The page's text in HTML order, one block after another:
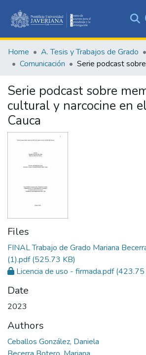
&
Collections
Statistics
Home A. Tesis y Trabajos de Grado
Comunicación
Serie podcast sobre
cultural y narcocine en
Cauca
Files
FINAL Trabajo de Grado Mariana
(1).pdf(525.73 KB)
Licencia de uso - firmada.pdf(423.75
Date
2023
Authors
Ceballos González, Daniela